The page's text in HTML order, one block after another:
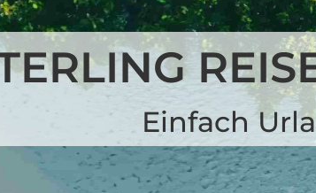
Einfach